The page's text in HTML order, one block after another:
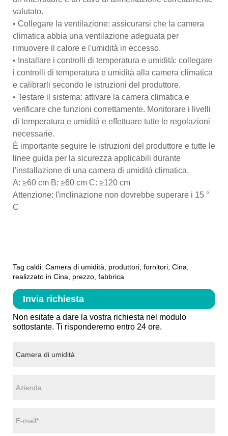
valutato.
• Collegare la ventilazione: assicurarsi che la camera
climatica abbia una ventilazione adeguata per
rimuovere il calore e l'umidità in eccesso.
• Installare i controlli di temperatura e umidità: collegare
i controlli di temperatura e umidità alla camera climatica
e calibrarli secondo le istruzioni del produttore.
• Testare il sistema: attivare la camera climatica e
verificare che funzioni correttamente. Monitorare i livelli
di temperatura e umidità e effettuare tutte le regolazioni
necessarie.
È importante seguire le istruzioni del produttore e tutte le
linee guida per la sicurezza applicabili durante
l'installazione di una camera di umidità climatica.
A: ≥60 cm B: ≥60 cm C: ≥120 cm
Attenzione: l'inclinazione non dovrebbe superare i 15 °
C
Tag caldi: Camera di umidità, produttori, fornitori, Cina,
realizzato in Cina, prezzo, fabbrica
Invia richiesta
Non esitate a dare la vostra richiesta nel modulo
sottostante. Ti risponderemo entro 24 ore.